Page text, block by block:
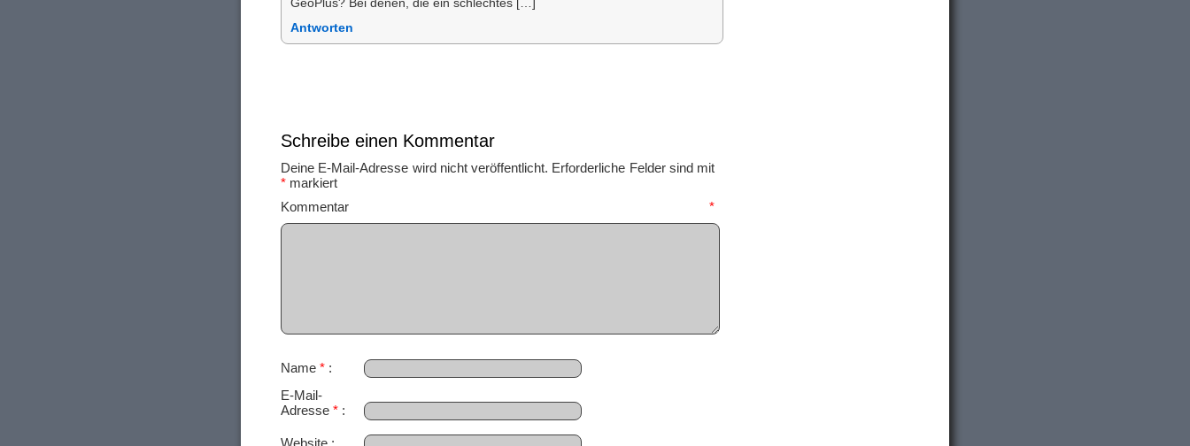
GeoPlus? Bei denen, die ein schlechtes […]
Antworten
Schreibe einen Kommentar
Deine E-Mail-Adresse wird nicht veröffentlicht. Erforderliche Felder sind mit
* markiert
Kommentar *
Name *
E-Mail-
Adresse *
Website